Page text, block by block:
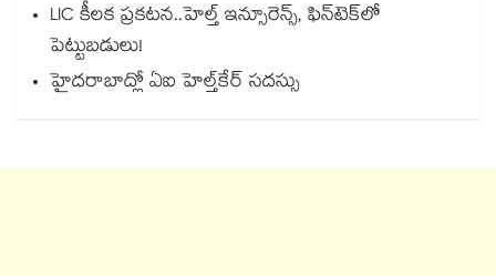
LIC కీలక ప్రకటన..హెల్త్ ఇన్సూరెన్స్, ఫిన్‌టెక్‌లో
పెట్టుబడులు!
హైదరాబాద్లో ఏఐ హెల్త్‌‌‌‌‌‌‌‌‌‌‌‌‌‌‌‌‌‌‌‌‌‌‌‌‌‌‌‌‌‌‌‌కేర్ సదస్సు